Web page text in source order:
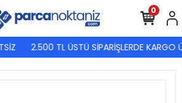
2.500 TL ÜSTÜ SİPARİŞLERDE KARGO
0